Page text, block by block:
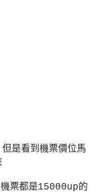
是看到機票價位馬
票都是15000up的